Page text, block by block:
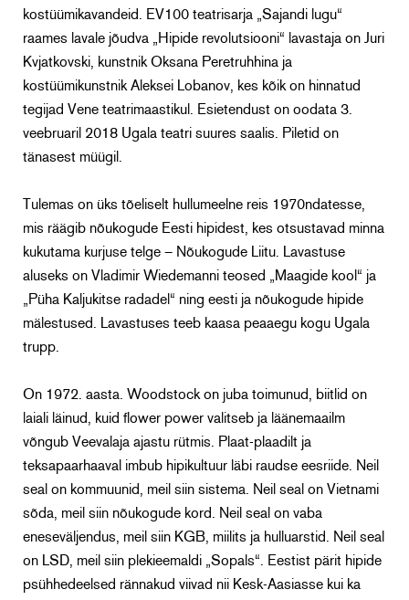
kostüümikavandeid. EV100 teatrisarja „Sajandi lugu“
raames lavale jõudva „Hipide revolutsiooni“ lavastaja on Juri
Kvjatkovski, kunstnik Oksana Peretruhhina ja
kostüümikunstnik Aleksei Lobanov, kes kõik on hinnatud
tegijad Vene teatrimaastikul. Esietendust on oodata 3.
veebruaril 2018 Ugala teatri suures saalis. Piletid on
tänasest müügil.
Tulemas on üks tõeliselt hullumeelne reis 1970ndatesse,
mis räägib nõukogude Eesti hipidest, kes otsustavad minna
kukutama kurjuse telge – Nõukogude Liitu. Lavastuse
aluseks on Vladimir Wiedemanni teosed „Maagide kool“ ja
„Püha Kaljukitse radadel“ ning eesti ja nõukogude hipide
mälestused. Lavastuses teeb kaasa peaaegu kogu Ugala
trupp.
On 1972. aasta. Woodstock on juba toimunud, biitlid on
laiali läinud, kuid flower power valitseb ja läänemaailm
võngub Veevalaja ajastu rütmis. Plaat-plaadilt ja
teksapaarhaaval imbub hipikultuur läbi raudse eesriide. Neil
seal on kommuunid, meil siin sistema. Neil seal on Vietnami
sõda, meil siin nõukogude kord. Neil seal on vaba
eneseväljendus, meil siin KGB, miilits ja hulluarstid. Neil seal
on LSD, meil siin plekieemaldi „Sopals“. Eestist pärit hipide
psühhedeelsed rännakud viivad nii Kesk-Aasiasse kui ka